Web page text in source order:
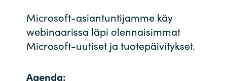
Germany
Hungary
Microsoft-asiantuntijamme käy
webinaarissa läpi olennaisimmat
Microsoft-uutiset ja tuotepäivitykset.
Agenda: